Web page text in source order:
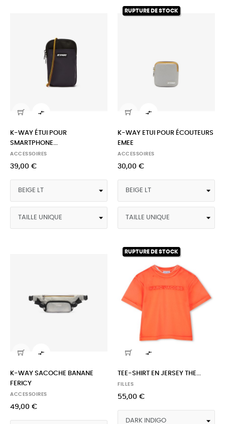

K-WAY ÉTUI POUR
SMARTPHONE...
ACCESSOIRES
39,00 €
RUPTURE DE STOCK

K-WAY ETUI POUR ÉCOUTEURS
EMEE
ACCESSOIRES
30,00 €

K-WAY SACOCHE BANANE
FERICY
ACCESSOIRES
49,00 €
RUPTURE DE STOCK

TEE-SHIRT EN JERSEY THE...
FILLES
55,00 €